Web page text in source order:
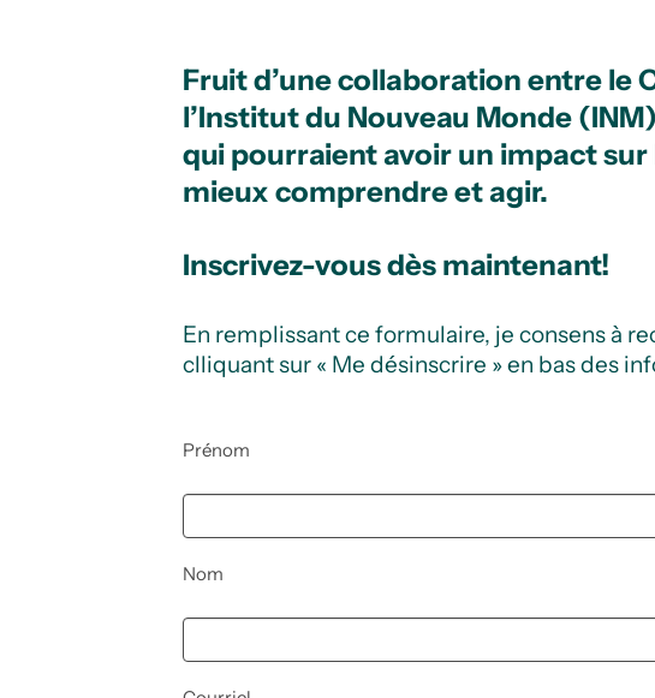
Fruit d’une collaboration entre le
l’Institut du Nouveau Monde
qui pourraient avoir un impact
mieux comprendre et agir.
Inscrivez-vous dès maintenant!
En remplissant ce formulaire, je consens à
clliquant sur « Me désinscrire » en bas des
Prénom
Nom